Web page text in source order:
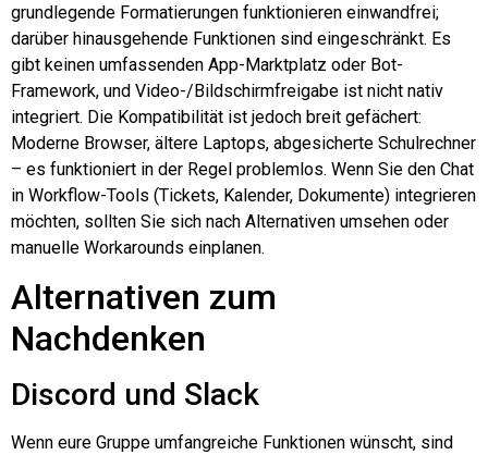
grundlegende Formatierungen funktionieren einwandfrei;
darüber hinausgehende Funktionen sind eingeschränkt. Es
gibt keinen umfassenden App-Marktplatz oder Bot-
Framework, und Video-/Bildschirmfreigabe ist nicht nativ
integriert. Die Kompatibilität ist jedoch breit gefächert:
Moderne Browser, ältere Laptops, abgesicherte Schulrechner
– es funktioniert in der Regel problemlos. Wenn Sie den Chat
in Workflow-Tools (Tickets, Kalender, Dokumente) integrieren
möchten, sollten Sie sich nach Alternativen umsehen oder
manuelle Workarounds einplanen.
Alternativen zum
Nachdenken
Discord und Slack
Wenn eure Gruppe umfangreiche Funktionen wünscht, sind